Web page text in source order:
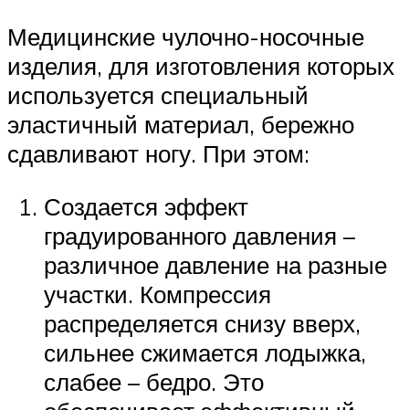
Медицинские чулочно-носочные
изделия, для изготовления которых
используется специальный
эластичный материал, бережно
сдавливают ногу. При этом:
Создается эффект
градуированного давления –
различное давление на разные
участки. Компрессия
распределяется снизу вверх,
сильнее сжимается лодыжка,
слабее – бедро. Это